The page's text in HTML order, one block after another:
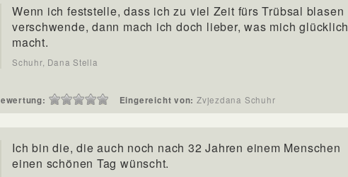
Wenn ich feststelle, dass ich zu viel Zeit fürs Trübsal blasen
verschwende, dann mach ich doch lieber, was mich glücklich
macht.
Schuhr, Dana Stella
Eingereicht von: Zvjezdana Schuhr
Ich bin die, die auch noch nach 32 Jahren einem Menschen
einen schönen Tag wünscht.